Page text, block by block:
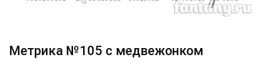
Метрика №105 с медвежонком